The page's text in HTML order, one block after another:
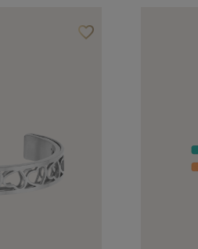
favorite_borderAjouter à vos favoris